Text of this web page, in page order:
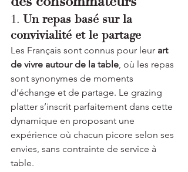
1. Un repas basé sur la
convivialité et le partage
Les Français sont connus pour leur art
de vivre autour de la table, où les repas
sont synonymes de moments
d’échange et de partage. Le grazing
platter s’inscrit parfaitement dans cette
dynamique en proposant une
expérience où chacun picore selon ses
envies, sans contrainte de service à
table.